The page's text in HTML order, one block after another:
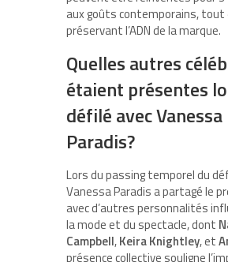
aux goûts contemporains, tout
préservant l’ADN de la marque.
Quelles autres
étaient présentes
défilé avec Vanessa
Paradis?
Lors du passing temporel du
Vanessa Paradis a partagé le
avec d’autres personnalités
la mode et du spectacle, dont
Campbell,Keira Knightley, et
présence collective souligne